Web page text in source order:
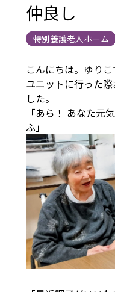
仲良し
特別養護老人ホーム
こんにちは。ゆりこ
ユニットに行った
した。
「あら！ あなた元
ふ」